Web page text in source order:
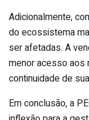
Adicionalmente,
do ecossistema
ser afetadas. A
menor acesso aos
continuidade de
Em conclusão, a